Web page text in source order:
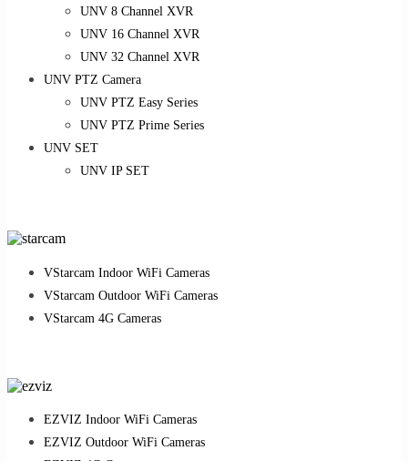
UNV 8 Channel XVR
UNV 16 Channel XVR
UNV 32 Channel XVR
UNV PTZ Camera
UNV PTZ Easy Series
UNV PTZ Prime Series
UNV SET
UNV IP SET
VStarcam Indoor WiFi Cameras
VStarcam Outdoor WiFi Cameras
VStarcam 4G Cameras
EZVIZ Indoor WiFi Cameras
EZVIZ Outdoor WiFi Cameras